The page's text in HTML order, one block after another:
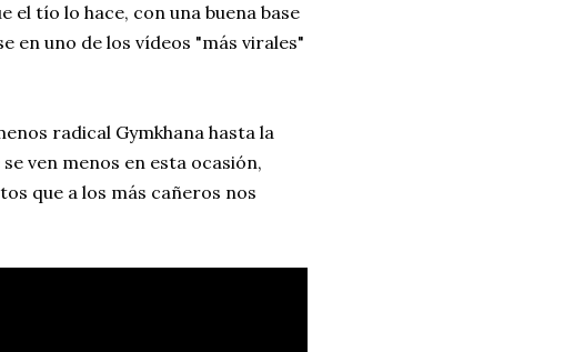
tío lo hace, con una buena base
en uno de los vídeos "más virales"
radical Gymkhana hasta la
ven menos en esta ocasión,
que a los más cañeros nos